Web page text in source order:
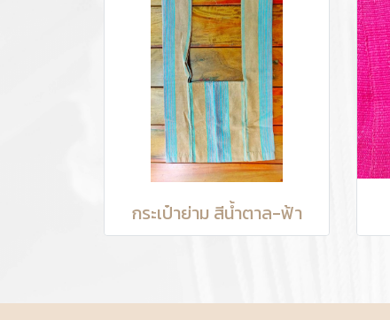
กระเป๋าย่าม สีน้ำตาล-ฟ้า